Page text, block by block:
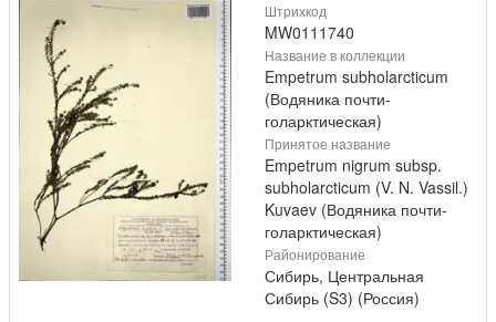
Штрихкод
MW0111740
Название в коллекции
Empetrum subholarcticum
(Водяника почти-
голарктическая)
Принятое название
Empetrum nigrum subsp.
subholarcticum (V. N. Vassil.)
Kuvaev (Водяника почти-
голарктическая)
Районирование
Сибирь, Центральная
Сибирь (S3) (Россия)